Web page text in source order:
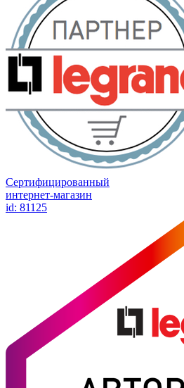
Сертифицированный
интернет-магазин
id: 81125